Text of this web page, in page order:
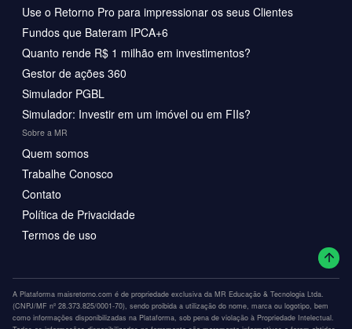
Use o Retorno Pro para impressionar os seus Clientes
Fundos que Bateram IPCA+6
Quanto rende R$ 1 milhão em investimentos?
Gestor de ações 360
Simulador PGBL
Simulador: Investir em um imóvel ou em FIIs?
Sobre a MR
Quem somos
Trabalhe Conosco
Contato
Política de Privacidade
Termos de uso
A Plataforma maisretorno.com é de propriedade exclusiva da MR Educação & Tecnologia Ltda.
(CNPJ/MF nº 28.373.825/0001-70), sendo proibida a utilização do nome, marca ou logotipo, bem
como informações disponibilizadas na Plataforma, sob pena de violação à Propriedade Intelectual.